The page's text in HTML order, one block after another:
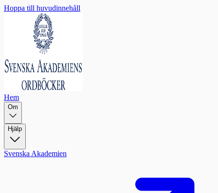
Hoppa till huvudinnehåll
Hem
Om
Hjälp
Svenska Akademien